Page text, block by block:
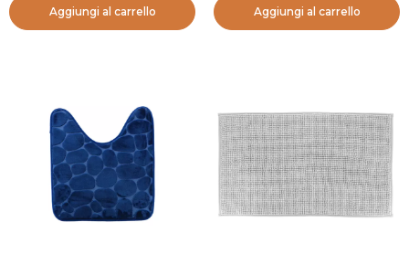
Aggiungi al carrello Aggiungi al carrello